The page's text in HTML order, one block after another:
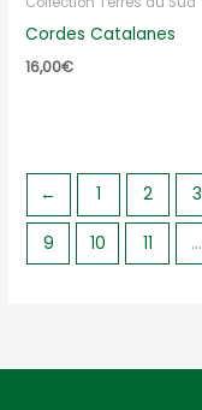
Cordes Catalanes
16,00€
← 1 2 3
9 10 11 …